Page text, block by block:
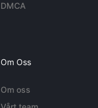
DMCA
Om Oss
Om oss